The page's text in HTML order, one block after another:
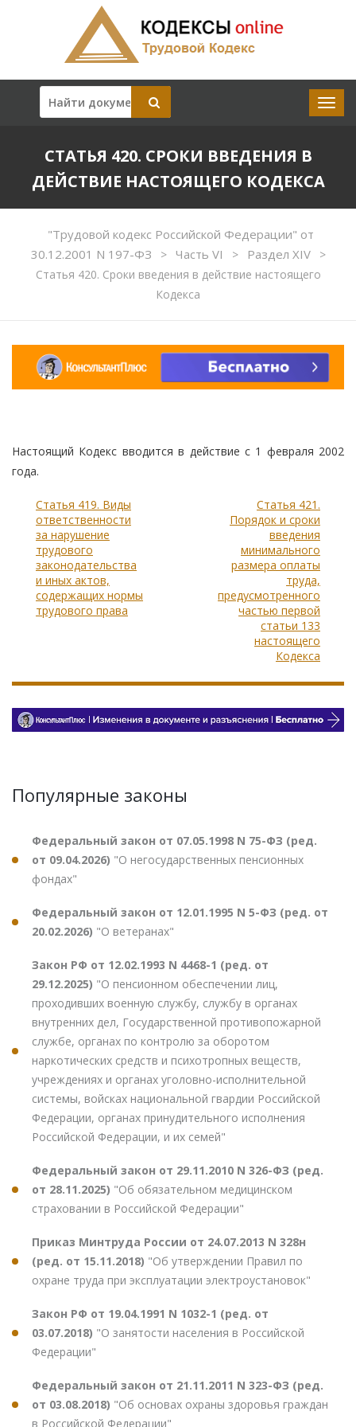
СТАТЬЯ 420. СРОКИ ВВЕДЕНИЯ В
ДЕЙСТВИЕ НАСТОЯЩЕГО КОДЕКСА
"Трудовой кодекс Российской Федерации" от
30.12.2001 N 197-ФЗ
> Часть VI > Раздел XIV
>
Статья 420. Сроки введения в действие настоящего
Кодекса
Настоящий Кодекс вводится в действие с 1 февраля 2002
года.
Статья 419. Виды
ответственности
за нарушение
трудового
законодательства
и иных актов,
содержащих нормы
трудового права
Статья 421.
Порядок и сроки
введения
минимального
размера оплаты
труда,
предусмотренного
частью первой
статьи 133
настоящего
Кодекса
Популярные законы
Федеральный закон от 07.05.1998 N 75-ФЗ (ред.
от 09.04.2026) "О негосударственных пенсионных
фондах"
Федеральный закон от 12.01.1995 N 5-ФЗ (ред. от
20.02.2026) "О ветеранах"
Закон РФ от 12.02.1993 N 4468-1 (ред. от
29.12.2025) "О пенсионном обеспечении лиц,
проходивших военную службу, службу в органах
внутренних дел, Государственной противопожарной
службе, органах по контролю за оборотом
наркотических средств и психотропных веществ,
учреждениях и органах уголовно-исполнительной
системы, войсках национальной гвардии Российской
Федерации, органах принудительного исполнения
Российской Федерации, и их семей"
Федеральный закон от 29.11.2010 N 326-ФЗ (ред.
от 28.11.2025) "Об обязательном медицинском
страховании в Российской Федерации"
Приказ Минтруда России от 24.07.2013 N 328н
(ред. от 15.11.2018) "Об утверждении Правил по
охране труда при эксплуатации электроустановок"
Закон РФ от 19.04.1991 N 1032-1 (ред. от
03.07.2018) "О занятости населения в Российской
Федерации"
Федеральный закон от 21.11.2011 N 323-ФЗ (ред.
от 03.08.2018) "Об основах охраны здоровья граждан
в Российской Федерации"